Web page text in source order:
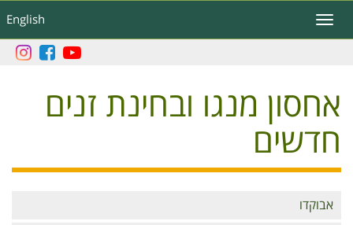
לתוכן
העיקרי
English
Toggle
navigation
אחסון מנגו ובחינת זנים
חדשים
Branches
אבוקדו